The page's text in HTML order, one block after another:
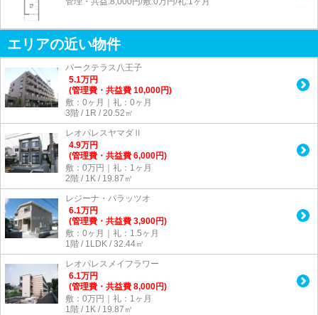
エリアの近い物件
パークテラス八王子
5.1万円
(管理費・共益費 10,000円)
敷：0ヶ月｜礼：0ヶ月
3階 / 1R / 20.52㎡
レオパレスヤマダⅡ
4.9万円
(管理費・共益費 6,000円)
敷：0万円｜礼：1ヶ月
2階 / 1K / 19.87㎡
レジーナ・パラッツオ
6.1万円
(管理費・共益費 3,900円)
敷：0ヶ月｜礼：1.5ヶ月
1階 / 1LDK / 32.44㎡
レオパレスメイフラワー
6.1万円
(管理費・共益費 8,000円)
敷：0万円｜礼：1ヶ月
1階 / 1K / 19.87㎡